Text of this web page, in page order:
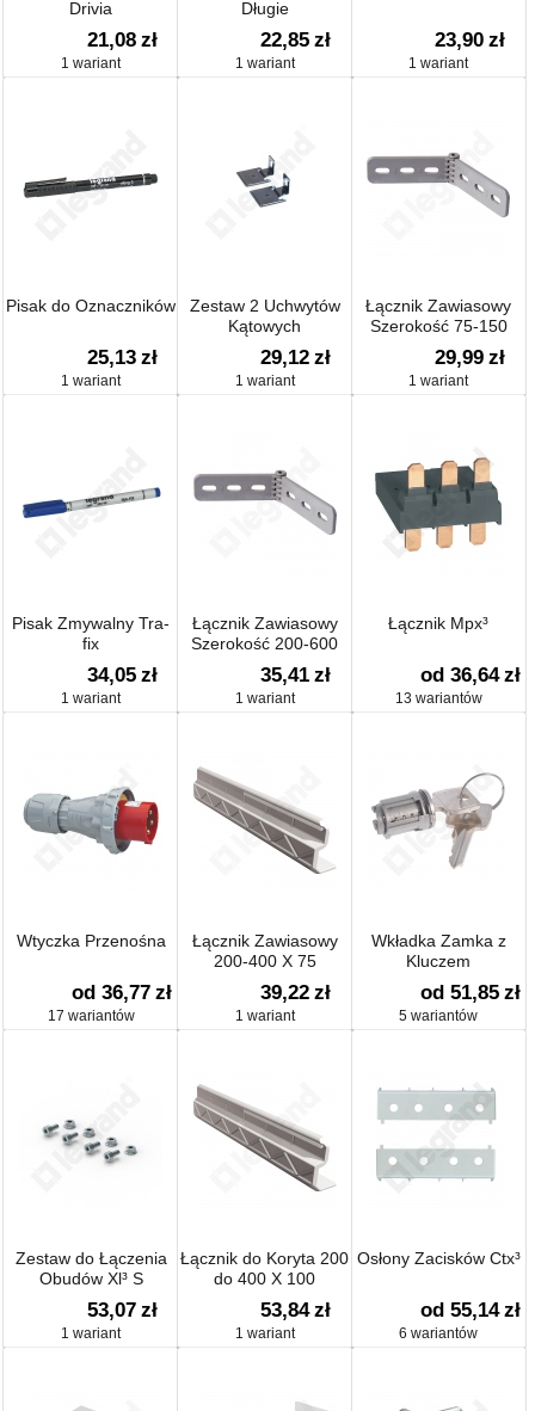
Drivia
21,08 zł
1 wariant
Długie
22,85 zł
1 wariant
23,90 zł
1 wariant
Pisak do Oznaczników
25,13 zł
1 wariant
Zestaw 2 Uchwytów
Kątowych
29,12 zł
1 wariant
Łącznik Zawiasowy
Szerokość 75-150
29,99 zł
1 wariant
Pisak Zmywalny Tra-
fix
34,05 zł
1 wariant
Łącznik Zawiasowy
Szerokość 200-600
35,41 zł
1 wariant
Łącznik Mpx³
od 36,64 zł
13 wariantów
Wtyczka Przenośna
od 36,77 zł
17 wariantów
Łącznik Zawiasowy
200-400 X 75
39,22 zł
1 wariant
Wkładka Zamka z
Kluczem
od 51,85 zł
5 wariantów
Zestaw do Łączenia
Obudów Xl³ S
53,07 zł
1 wariant
Łącznik do Koryta 200
do 400 X 100
53,84 zł
1 wariant
Osłony Zacisków Ctx³
od 55,14 zł
6 wariantów